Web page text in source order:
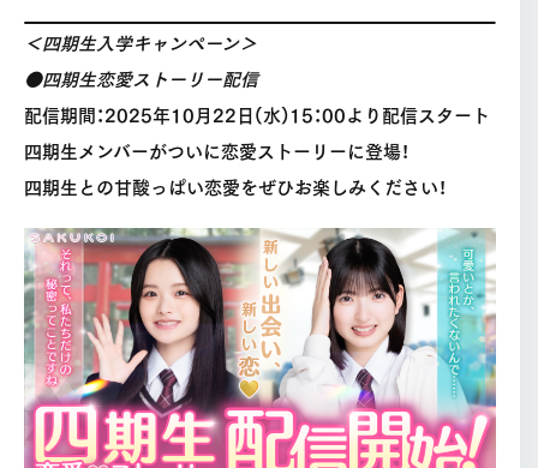
＜四期生入学キャンペーン＞
●四期生恋愛ストーリー配信
配信期間：2025年10月22日(水)15：00より配信スタート
四期生メンバーがついに恋愛ストーリーに登場！
四期生との甘酸っぱい恋愛をぜひお楽しみください！